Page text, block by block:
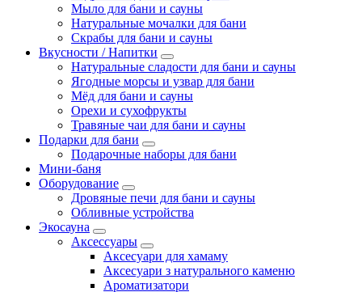
Мыло для бани и сауны
Натуральные мочалки для бани
Скрабы для бани и сауны
Вкусности / Напитки
Натуральные сладости для бани и сауны
Ягодные морсы и узвар для бани
Мёд для бани и сауны
Орехи и сухофрукты
Травяные чаи для бани и сауны
Подарки для бани
Подарочные наборы для бани
Мини-баня
Оборудование
Дровяные печи для бани и сауны
Обливные устройства
Экосауна
Аксессуары
Аксесуари для хамаму
Аксесуари з натурального каменю
Ароматизатори